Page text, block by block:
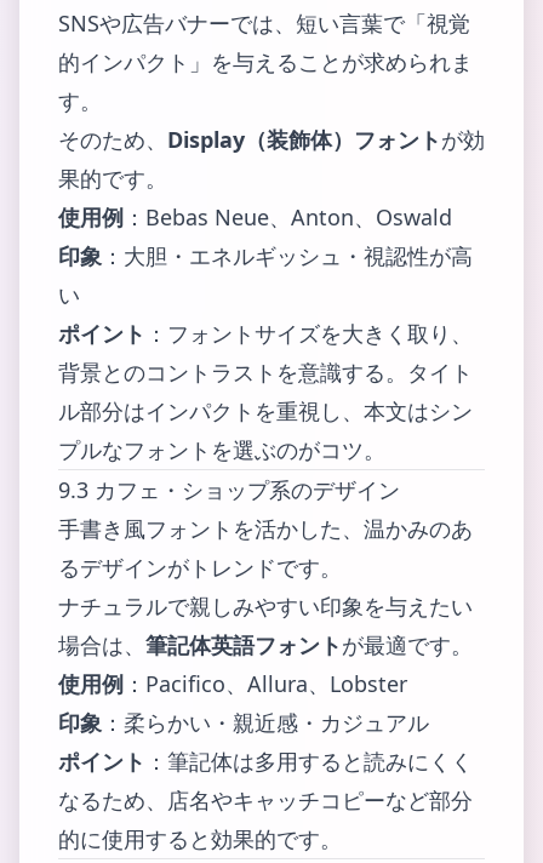
SNSや広告バナーでは、短い言葉で「視覚
的インパクト」を与えることが求められま
す。
そのため、 Display（装飾体）フォントが効
果的です。
使用例 ：Bebas Neue、Anton、Oswald
印象 ：大胆・エネルギッシュ・視認性が高
い
ポイント ：フォントサイズを大きく取り、
背景とのコントラストを意識する。タイト
ル部分はインパクトを重視し、本文はシン
プルなフォントを選ぶのがコツ。
9.3 カフェ・ショップ系のデザイン
手書き風フォントを活かした、温かみのあ
るデザインがトレンドです。
ナチュラルで親しみやすい印象を与えたい
場合は、 筆記体英語フォントが最適です。
使用例 ：Pacifico、Allura、Lobster
印象 ：柔らかい・親近感・カジュアル
ポイント ：筆記体は多用すると読みにくく
なるため、店名やキャッチコピーなど部分
的に使用すると効果的です。